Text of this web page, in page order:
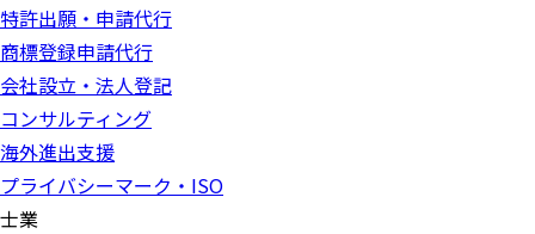
特許出願・申請代行
商標登録申請代行
会社設立・法人登記
コンサルティング
海外進出支援
プライバシーマーク・ISO
士業